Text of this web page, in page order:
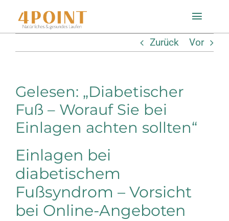
Inhalt
Toggle
Einlagenfinder
So geht’s
Technologie
Mein Konto
Zurück Vor
Gelesen: „Diabetischer
Fuß – Worauf Sie bei
Einlagen achten sollten“
Einlagen bei
diabetischem
Fußsyndrom – Vorsicht
bei Online-Angeboten